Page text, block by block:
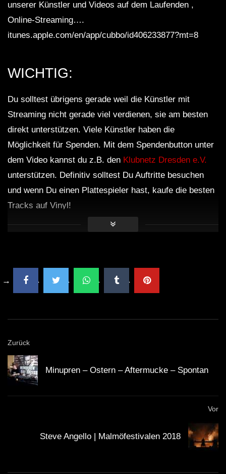
unserer Künstler und Videos auf dem Laufenden ,
Online-Streaming….
itunes.apple.com/en/app/cubbo/id406233877?mt=8
WICHTIG:
Du solltest übrigens gerade weil die Künstler mit
Streaming nicht gerade viel verdienen, sie am besten
direkt unterstützen. Viele Künstler haben die
Möglichkeit für Spenden. Mit dem Spendenbutton unter
dem Video kannst du z.B. den Klubnetz Dresden e.V.
unterstützen. Definitiv solltest Du Auftritte besuchen
und wenn Du einen Plattespieler hast, kaufe die besten
Tracks auf Vinyl!
Zurück
Minupren – Ostern – Aftermucke – Spontan
Vor
Steve Angello | Malmöfestivalen 2018